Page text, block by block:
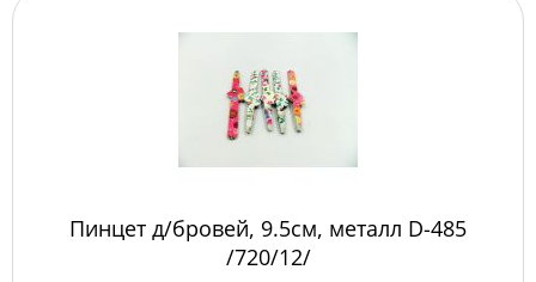
Пинцет д/бровей, 9.5см, металл D-485
/720/12/